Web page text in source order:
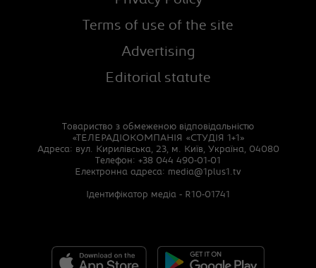
Terms of use of the site
Advertising
Editorial statute
Товариство з обмеженою відповідальністю
«ТЕЛЕРАДІОКОМПАНІЯ «СТУДІЯ 1+1»
Адреса: вул. Кирилівська, 23, м. Київ, Україна, 04080
Телефон: +38 044 490-01-01
Електронна адреса: media@1plus1.tv
Ідентифікатор медіа - R10-01741